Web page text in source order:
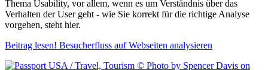
Thema Usability, vor allem, wenn es um Verständnis über das
Verhalten der User geht - wie Sie korrekt für die richtige Analyse
vorgehen, steht hier.
Beitrag lesen! Besucherfluss auf Webseiten analysieren